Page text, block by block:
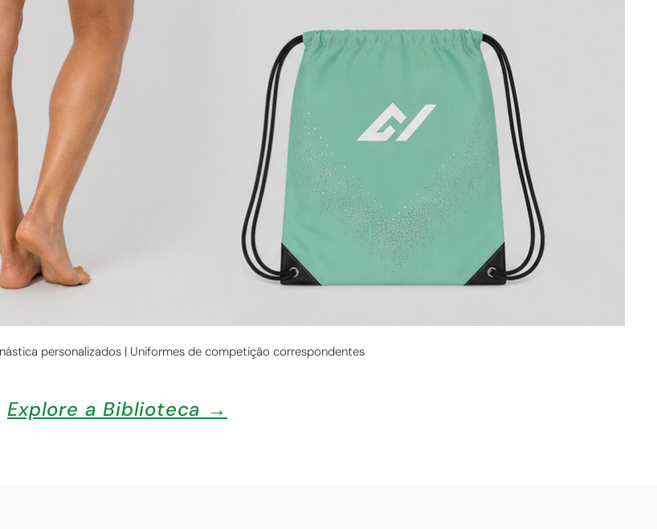
personalizados | Uniformes de competição correspondentes
Explore a Biblioteca →